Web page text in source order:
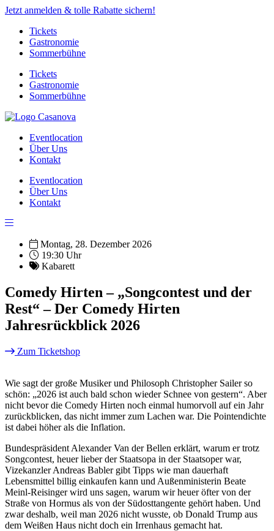
Jetzt anmelden & tolle Rabatte sichern!
Tickets
Gastronomie
Sommerbühne
Tickets
Gastronomie
Sommerbühne
Eventlocation
Über Uns
Kontakt
Eventlocation
Über Uns
Kontakt
Montag, 28. Dezember 2026
19:30 Uhr
Kabarett
Comedy Hirten – „Songcontest und der
Rest“ – Der Comedy Hirten
Jahresrückblick 2026
Zum Ticketshop
Wie sagt der große Musiker und Philosoph Christopher Sailer so
schön: „2026 ist auch bald schon wieder Schnee von gestern“. Aber
nicht bevor die Comedy Hirten noch einmal humorvoll auf ein Jahr
zurückblicken, das nicht immer zum Lachen war. Die Pointendichte
ist dabei höher als die Inflation.
Bundespräsident Alexander Van der Bellen erklärt, warum er trotz
Songcontest, heuer lieber der Staatsopa in der Staatsoper war,
Vizekanzler Andreas Babler gibt Tipps wie man dauerhaft
Lebensmittel billig einkaufen kann und Außenministerin Beate
Meinl-Reisinger wird uns sagen, warum wir heuer öfter von der
Straße von Hormus als von der Südosttangente gehört haben. Und
zwar deshalb, weil man 2026 nicht wusste, ob Donald Trump aus
dem Weißen Haus nicht doch ein Irrenhaus gemacht hat.